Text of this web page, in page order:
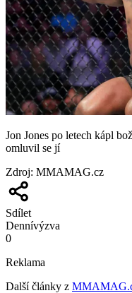
Jon Jones po letech kápl
omluvil se jí
Zdroj: MMAMAG.cz
Sdílet
Dennívýzva
0
Reklama
Další články z